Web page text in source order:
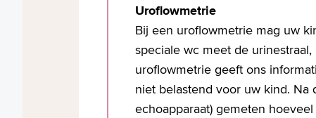
Uroflowmetrie
Bij een uroflowmetrie mag uw
speciale wc meet de
uroflowmetrie geeft ons
niet belastend voor uw kind.
echoapparaat) gemeten